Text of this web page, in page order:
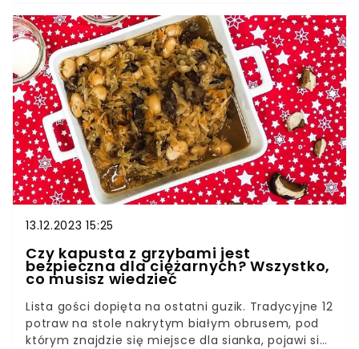
spotkania z politykami w Watykanie, a światowe
media już cytują jego słowa. Surogacja w
niektórych krajach jest legalna, w innych nie.
Franciszek postuluje, aby ta praktyka została
zakazana na całym świecie, ponieważ dziecko
jest darem, a nie przedmiotem handlu.
13.12.2023 15:25
Czy kapusta z grzybami jest
bezpieczna dla ciężarnych? Wszystko,
co musisz wiedzieć
Lista gości dopięta na ostatni guzik. Tradycyjne 12
potraw na stole nakrytym białym obrusem, pod
którym znajdzie się miejsce dla sianka, pojawi się